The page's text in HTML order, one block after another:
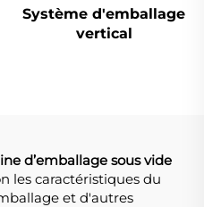
Système d'emballage
vertical
d’emballage sous vide
les caractéristiques du
et d'autres